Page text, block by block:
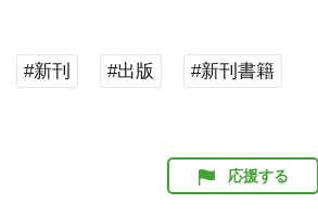
#新刊 #出版 #新刊書籍
応援する